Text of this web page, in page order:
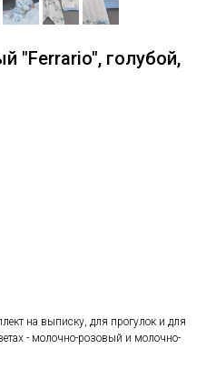
"Ferrario", голубой,
на выписку, для прогулок и для
- молочно-розовый и молочно-